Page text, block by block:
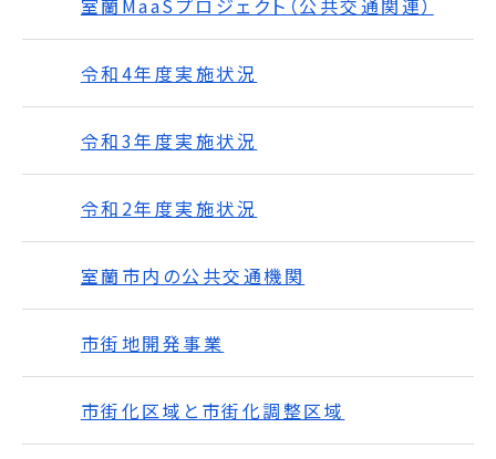
令和4年度実施状況
令和3年度実施状況
令和2年度実施状況
室蘭市内の公共交通機関
市街地開発事業
市街化区域と市街化調整区域